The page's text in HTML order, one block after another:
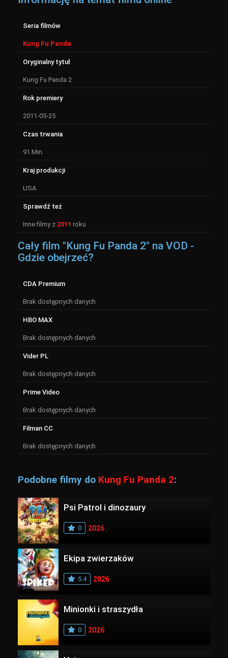
Seria filmów
Kung Fu Panda
Oryginalny tytuł
Kung Fu Panda 2
Rok premiery
2011-05-25
Czas trwania
91 Min.
Kraj produkcji
USA
Sprawdź też
Inne filmy z 2011 roku
Cały film "Kung Fu Panda 2" na VOD -
Gdzie obejrzeć?
CDA Premium
Brak dostępnych danych
HBO MAX
Brak dostępnych danych
Vider PL
Brak dostępnych danych
Prime Video
Brak dostępnych danych
Filman CC
Brak dostępnych danych
Podobne filmy do Kung Fu Panda 2:
Psi Patrol i dinozaury
0 2026
Ekipa zwierzaków
5.4 2026
Minionki i straszydła
0 2026